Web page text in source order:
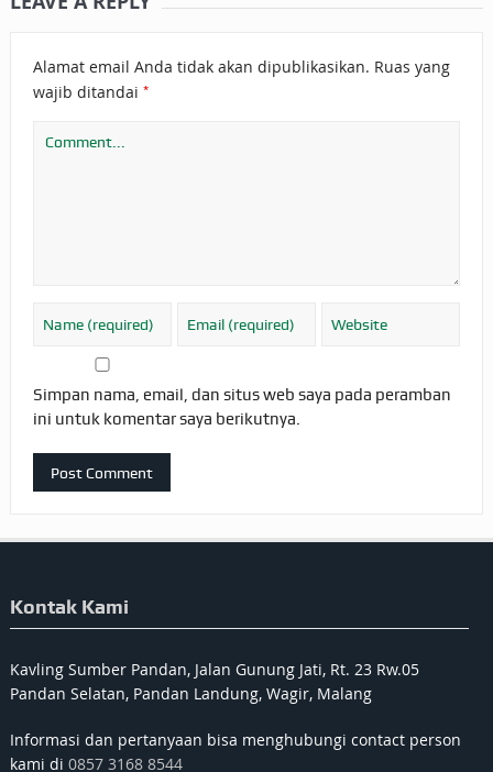
Alamat email Anda tidak akan dipublikasikan. Ruas yang
wajib ditandai *
Simpan nama, email, dan situs web saya pada peramban
ini untuk komentar saya berikutnya.
Kontak Kami
Kavling Sumber Pandan, Jalan Gunung Jati, Rt. 23 Rw.05
Pandan Selatan, Pandan Landung, Wagir, Malang
Informasi dan pertanyaan bisa menghubungi contact person
kami di 0857 3168 8544